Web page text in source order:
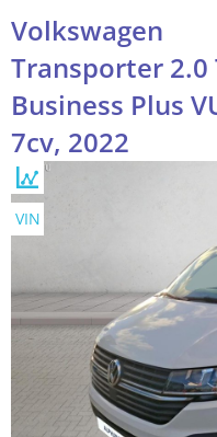
Volkswagen
Transporter 2.0
Business Plus
7cv, 2022
VIN